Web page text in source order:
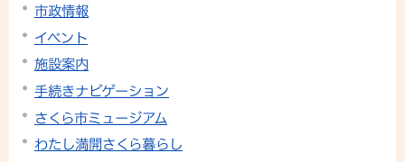
市政情報
イベント
施設案内
手続きナビゲーション
さくら市ミュージアム
わたし満開さくら暮らし